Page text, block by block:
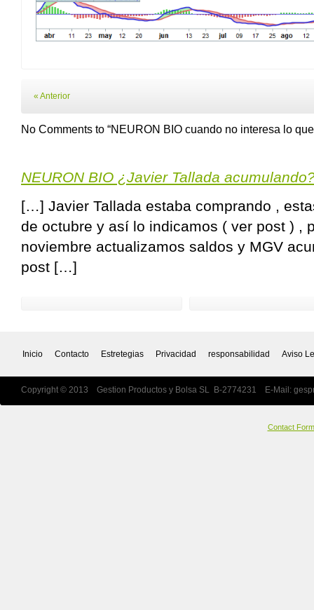
« Anterior
No Comments to “NEURON BIO cuando no interesa lo
NEURON BIO ¿Javier Tallada
[…] Javier Tallada estaba comprando ,
de octubre y así lo indicamos ( ver post ) ,
noviembre actualizamos saldos y MGV
post […]
Inicio Contacto Estretegias Privacidad responsabilidad Aviso
Copyright © 2013 Gestion Productos y Bolsa SL B-2774231 E-Mail:
Contact Form